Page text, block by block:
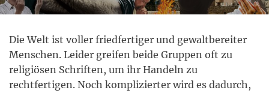
Die Welt ist voller friedfertiger und gewaltbereiter
Menschen. Leider greifen beide Gruppen oft zu
religiösen Schriften, um ihr Handeln zu
rechtfertigen. Noch komplizierter wird es dadurch,